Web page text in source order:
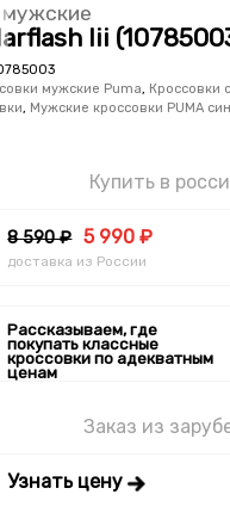
мужские
Iii
мужские Puma, Кроссовки
, Мужские кроссовки PUMA
Купить в
8 590 ₽ 5 990 ₽
доставка из России
Рассказываем, где
покупать классные
кроссовки по адекватным
ценам
Заказ из
Узнать цену